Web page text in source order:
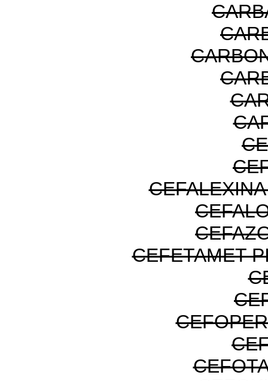
CEFETAMET